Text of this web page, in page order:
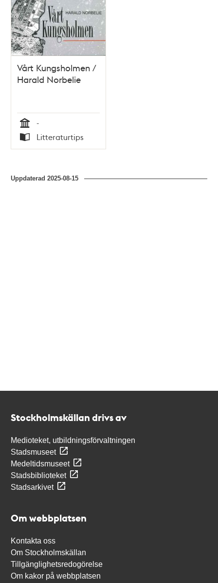
Vårt Kungsholmen /
Harald Norbelie
Tid
-
Typ
Litteraturtips
Uppdaterad2025-08-15
Stockholmskällan drivs av
Medioteket, utbildningsförvaltningen
Stadsmuseet
Medeltidsmuseet
Stadsbiblioteket
Stadsarkivet
Om webbplatsen
Kontakta oss
Om Stockholmskällan
Tillgänglighetsredogörelse
Om kakor på webbplatsen